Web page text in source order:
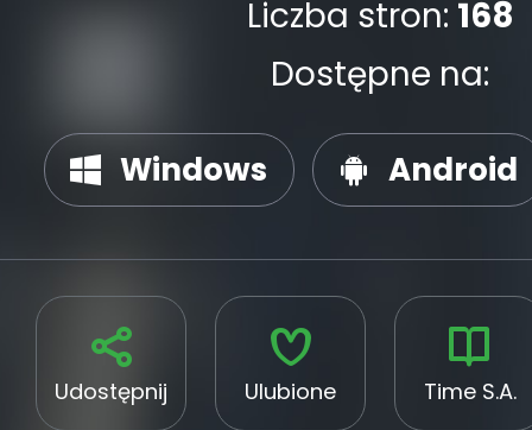
Liczba stron: 168
Dostępne na:
Windows Android
Udostępnij Ulubione Time S.A.